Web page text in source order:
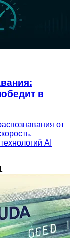
в
от
AI